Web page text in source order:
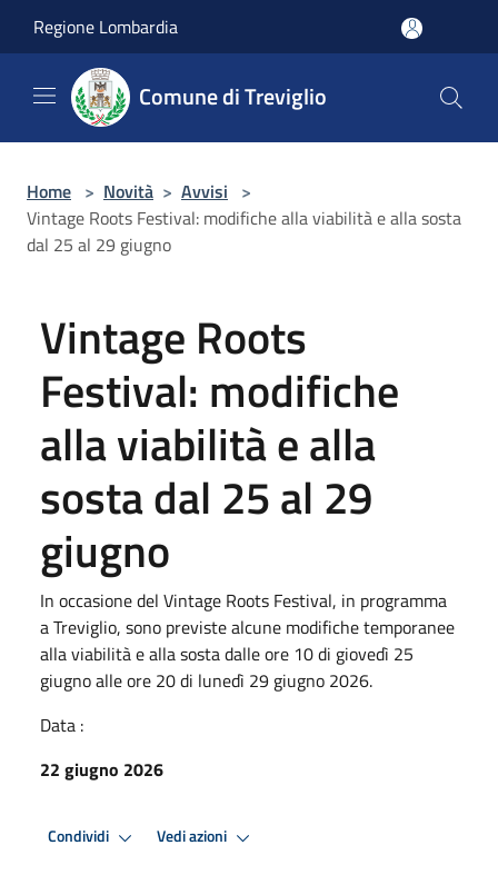
Regione Lombardia
Comune di Treviglio
Home > Novità > Avvisi >
Vintage Roots Festival: modifiche alla viabilità e alla sosta
dal 25 al 29 giugno
Vintage Roots
Festival: modifiche
alla viabilità e alla
sosta dal 25 al 29
giugno
In occasione del Vintage Roots Festival, in programma
a Treviglio, sono previste alcune modifiche temporanee
alla viabilità e alla sosta dalle ore 10 di giovedì 25
giugno alle ore 20 di lunedì 29 giugno 2026.
Data :
22 giugno 2026
Condividi Vedi azioni